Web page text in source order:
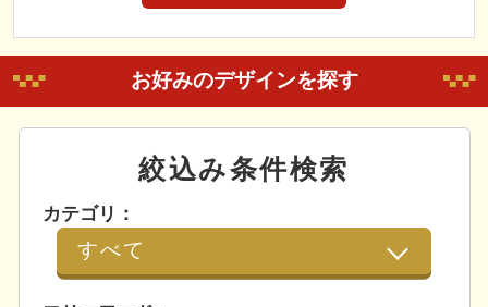
お好みのデザインを探す
絞込み条件検索
カテゴリ：